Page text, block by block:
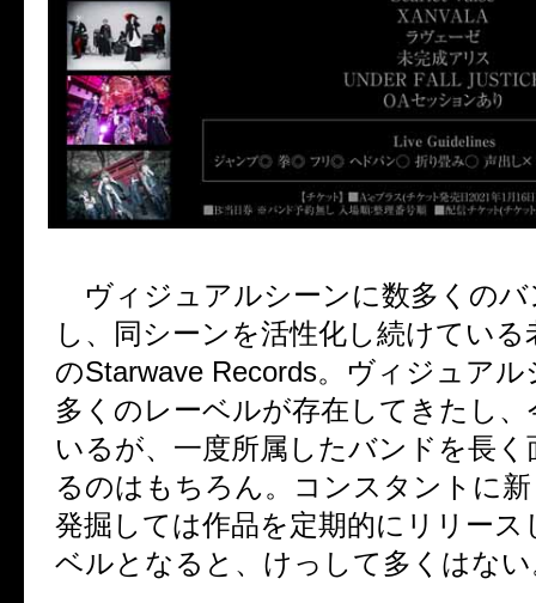
ヴィジュアルシーンに数多くのバ
し、同シーンを活性化し続けてい
のStarwave Records。ヴィジュアル
多くのレーベルが存在してきたし
いるが、一度所属したバンドを長く
るのはもちろん。コンスタントに
発掘しては作品を定期的にリリース
ベルとなると、けっして多くはな